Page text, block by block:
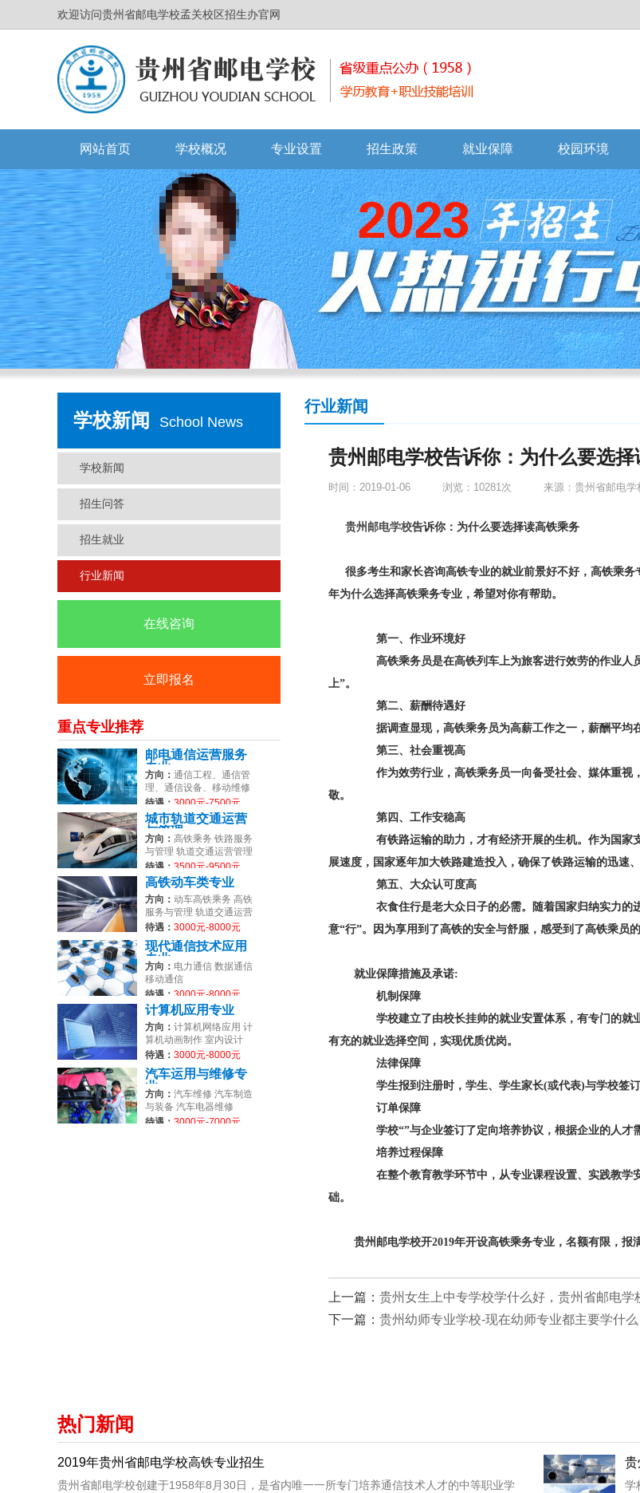
欢迎访问贵州省邮电学校孟关校区招生办官网
网站首页 学校概况 专业设置 招生政策 就业保障 校园环境
学校新闻 School News
学校新闻
招生问答
招生就业
行业新闻
在线咨询
立即报名
重点专业推荐
邮电通信运营服务
专业
方向： 通信工程、通信管
理、通信设备、移动维修
等
待遇： 3000元-7500元
城市轨道交通运营
与管理
方向： 高铁乘务 铁路服务
与管理 轨道交通运营管理
待遇： 3500元-9500元
高铁动车类专业
方向： 动车高铁乘务 高铁
服务与管理 轨道交通运营
管理
待遇： 3000元-8000元
现代通信技术应用
专业
方向： 电力通信 数据通信
移动通信
待遇： 3000元-8000元
计算机应用专业
方向： 计算机网络应用 计
算机动画制作 室内设计
待遇： 3000元-8000元
汽车运用与维修专
业
方向： 汽车维修 汽车制造
与装备 汽车电器维修
待遇： 3000元-7000元
行业新闻
贵州邮电学校告诉你：为什么要选
时间：2019-01-06 浏览：10281次 来源： 贵州省邮电学
贵州邮电学校告诉你：为什么要选择读高铁乘务
很多考生和家长咨询高铁专业的就业前景好不好，高铁乘
年为什么选择高铁乘务专业，希望对你有帮助。
第一、作业环境好
高铁乘务员是在高铁列车上为旅客进行效劳的作业人
上”。
第二、薪酬待遇好
据调查显现，高铁乘务员为高薪工作之一，薪酬平均在
第三、社会重视高
作为效劳行业，高铁乘务员一向备受社会、媒体重视
敬。
第四、工作安稳高
有铁路运输的助力，才有经济开展的生机。作为国家
展速度，国家逐年加大铁路建造投入，确保了铁路运输的迅速
第五、大众认可度高
衣食住行是老大众日子的必需。随着国家归纳实力的
意“行”。因为享用到了高铁的安全与舒服，感受到了高铁乘员
就业保障措施及承诺:
机制保障
学校建立了由校长挂帅的就业安置体系，有专门的就
有充的就业选择空间，实现优质优岗。
法律保障
学生报到注册时，学生、学生家长(或代表)与学校签订
订单保障
学校“”与企业签订了定向培养协议，根据企业的人才
培养过程保障
在整个教育教学环节中，从专业课程设置、实践教学
础。
贵州邮电学校开2019年开设高铁乘务专业，名额有限，报
上一篇： 贵州女生上中专学校学什么好，贵州省邮电学
下一篇： 贵州幼师专业学校-现在幼师专业都主要学什么
热门新闻
2019年贵州省邮电学校高铁专业招生
贵州省邮电学校创建于1958年8月30日，是省内唯一一所专门培养通信技术人才的中等职业学
贵
学